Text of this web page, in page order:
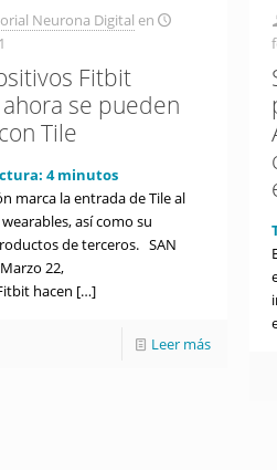
Neurona Digital en
Fitbit
se pueden
Tile
4 minutos
marca la entrada de Tile al
así como su
de terceros. SAN
22,
hacen […]
Leer más